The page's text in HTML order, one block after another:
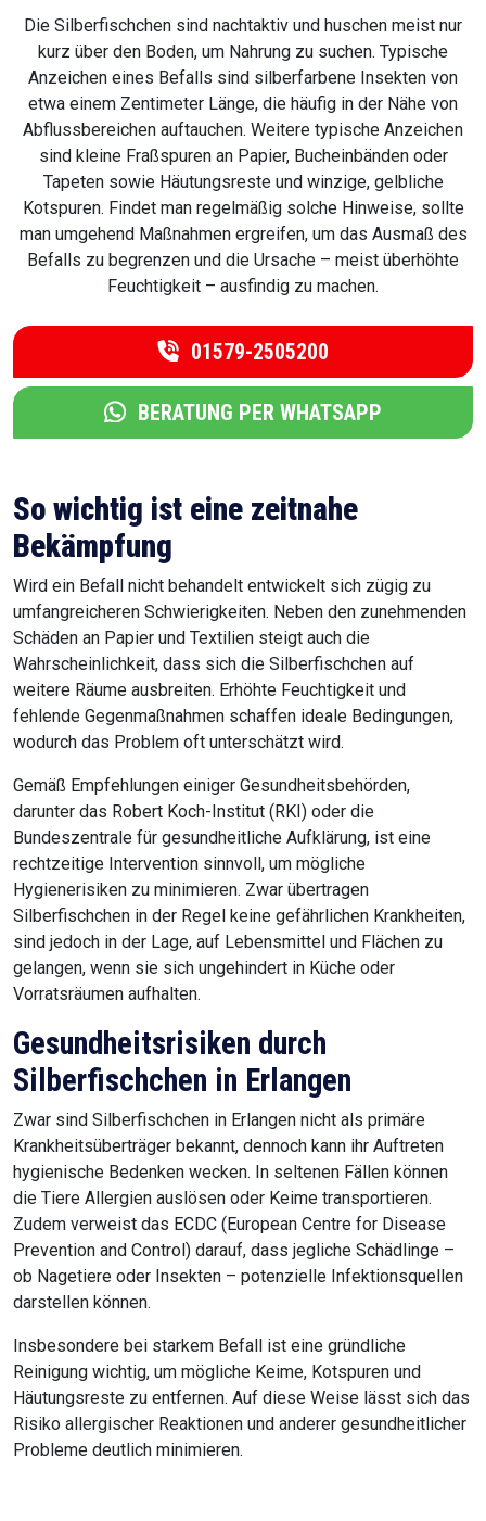
Die Silberfischchen sind nachtaktiv und huschen meist nur
kurz über den Boden, um Nahrung zu suchen. Typische
Anzeichen eines Befalls sind silberfarbene Insekten von
etwa einem Zentimeter Länge, die häufig in der Nähe von
Abflussbereichen auftauchen. Weitere typische Anzeichen
sind kleine Fraßspuren an Papier, Bucheinbänden oder
Tapeten sowie Häutungsreste und winzige, gelbliche
Kotspuren. Findet man regelmäßig solche Hinweise, sollte
man umgehend Maßnahmen ergreifen, um das Ausmaß des
Befalls zu begrenzen und die Ursache – meist überhöhte
Feuchtigkeit – ausfindig zu machen.
01579-2505200
BERATUNG PER WHATSAPP
So wichtig ist eine zeitnahe
Bekämpfung
Wird ein Befall nicht behandelt entwickelt sich zügig zu
umfangreicheren Schwierigkeiten. Neben den zunehmenden
Schäden an Papier und Textilien steigt auch die
Wahrscheinlichkeit, dass sich die Silberfischchen auf
weitere Räume ausbreiten. Erhöhte Feuchtigkeit und
fehlende Gegenmaßnahmen schaffen ideale Bedingungen,
wodurch das Problem oft unterschätzt wird.
Gemäß Empfehlungen einiger Gesundheitsbehörden,
darunter das Robert Koch-Institut (RKI) oder die
Bundeszentrale für gesundheitliche Aufklärung, ist eine
rechtzeitige Intervention sinnvoll, um mögliche
Hygienerisiken zu minimieren. Zwar übertragen
Silberfischchen in der Regel keine gefährlichen Krankheiten,
sind jedoch in der Lage, auf Lebensmittel und Flächen zu
gelangen, wenn sie sich ungehindert in Küche oder
Vorratsräumen aufhalten.
Gesundheitsrisiken durch
Silberfischchen in Erlangen
Zwar sind Silberfischchen in Erlangen nicht als primäre
Krankheitsüberträger bekannt, dennoch kann ihr Auftreten
hygienische Bedenken wecken. In seltenen Fällen können
die Tiere Allergien auslösen oder Keime transportieren.
Zudem verweist das ECDC (European Centre for Disease
Prevention and Control) darauf, dass jegliche Schädlinge –
ob Nagetiere oder Insekten – potenzielle Infektionsquellen
darstellen können.
Insbesondere bei starkem Befall ist eine gründliche
Reinigung wichtig, um mögliche Keime, Kotspuren und
Häutungsreste zu entfernen. Auf diese Weise lässt sich das
Risiko allergischer Reaktionen und anderer gesundheitlicher
Probleme deutlich minimieren.